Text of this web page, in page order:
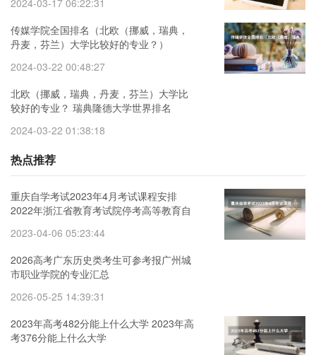
传媒学院全国排名（北欧（挪威，瑞典，
丹麦，芬兰）大学比较好的专业？）
2024-03-22 00:48:27
北欧（挪威，瑞典，丹麦，芬兰）大学比
较好的专业？ 瑞典隆德大学世界排名
2024-03-22 01:38:18
热点推荐
重庆自学考试2023年4月考试课程安排
2022年浙江省教育考试院停考高等教育自
2023-04-06 05:23:44
2026高考广东历史类考生可参考报广州城
市职业学院的专业汇总
2026-05-25 14:39:31
2023年高考482分能上什么大学 2023年高
考376分能上什么大学